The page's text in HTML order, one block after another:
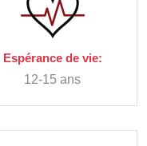
Espérance de vie:
12-15 ans